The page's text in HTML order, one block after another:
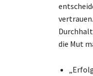
die Mut